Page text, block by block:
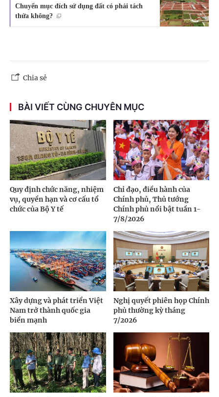
Chuyển mục đích sử dụng đất có phải tách
thửa không?
Chia sẻ
BÀI VIẾT CÙNG CHUYÊN MỤC
Quy định chức năng, nhiệm
vụ, quyền hạn và cơ cấu tổ
chức của Bộ Y tế
Chỉ đạo, điều hành của
Chính phủ, Thủ tướng
Chính phủ nổi bật tuần 1-
7/8/2026
Xây dựng và phát triển Việt
Nam trở thành quốc gia
biển mạnh
Nghị quyết phiên họp Chính
phủ thường kỳ tháng
7/2026